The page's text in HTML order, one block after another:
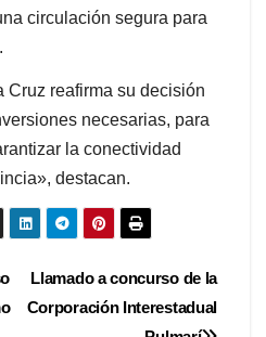
circulación segura para
Cruz reafirma su decisión
necesarias, para
la conectividad
destacan.
Llamado a concurso de la
Corporación Interestadual